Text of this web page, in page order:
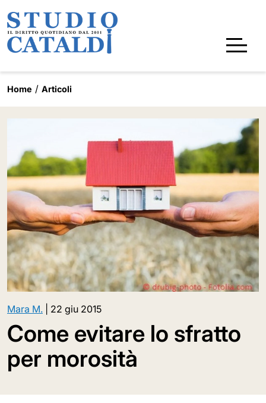
Home Articoli
Mara M. 22 giu 2015
Come evitare lo sfratto
per morosità